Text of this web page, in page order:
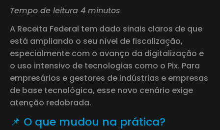
Tempo de leitura 4 minutos
A Receita Federal tem dado sinais claros de que
está ampliando o seu nível de fiscalização,
especialmente com o avanço da digitalização e
o uso intensivo de tecnologias como o Pix. Para
empresários e gestores de indústrias e empresas
de base tecnológica, esse novo cenário exige
atenção redobrada.
📌 O que mudou na prática?